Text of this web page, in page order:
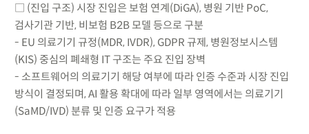
□ (진입 구조) 시장 진입은 보험 연계(DiGA), 병원 기반 PoC,
검사기관 기반, 비보험 B2B 모델 등으로 구분
- EU 의료기기 규정(MDR, IVDR), GDPR 규제, 병원정보시스템
(KIS) 중심의 폐쇄형 IT 구조는 주요 진입 장벽
- 소프트웨어의 의료기기 해당 여부에 따라 인증 수준과 시장 진입
방식이 결정되며, AI 활용 확대에 따라 일부 영역에서는 의료기기
(SaMD/IVD) 분류 및 인증 요구가 적용